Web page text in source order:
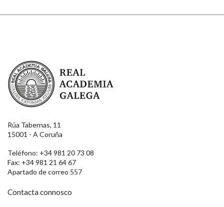
Real Academia Galega
Rúa Tabernas, 11
15001 - A Coruña
Teléfono: +34 981 20 73 08
Fax: +34 981 21 64 67
Apartado de correo 557
Contacta connosco